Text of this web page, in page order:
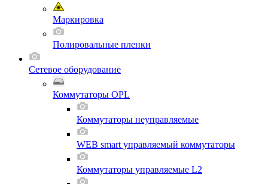
Маркировка
Полировальные пленки
Сетевое оборудование
Коммутаторы OPL
Коммутаторы неуправляемые
WEB smart управляемый коммутаторы
Коммутаторы управляемые L2